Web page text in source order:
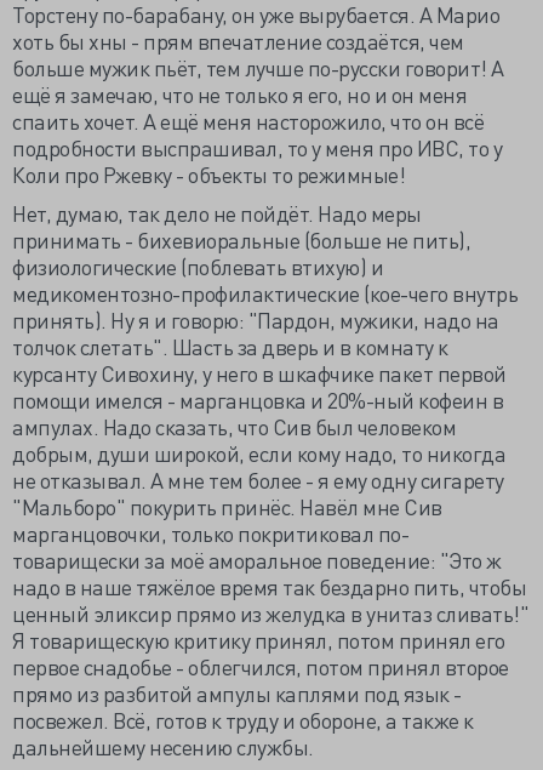
Торстену по-барабану, он уже вырубается. А Марио
хоть бы хны - прям впечатление создаётся, чем
больше мужик пьёт, тем лучше по-русски говорит! А
ещё я замечаю, что не только я его, но и он меня
спаить хочет. А ещё меня насторожило, что он всё
подробности выспрашивал, то у меня про ИВС, то у
Коли про Ржевку - объекты то режимные!
Нет, думаю, так дело не пойдёт. Надо меры
принимать - бихевиоральные (больше не пить),
физиологические (поблевать втихую) и
медикоментозно-профилактические (кое-чего внутрь
принять). Ну я и говорю: "Пардон, мужики, надо на
толчок слетать". Шасть за дверь и в комнату к
курсанту Сивохину, у него в шкафчике пакет первой
помощи имелся - марганцовка и 20%-ный кофеин в
ампулах. Надо сказать, что Сив был человеком
добрым, души широкой, если кому надо, то никогда
не отказывал. А мне тем более - я ему одну сигарету
"Мальборо" покурить принёс. Навёл мне Сив
марганцовочки, только покритиковал по-
товарищески за моё аморальное поведение: "Это ж
надо в наше тяжёлое время так бездарно пить, чтобы
ценный эликсир прямо из желудка в унитаз сливать!"
Я товарищескую критику принял, потом принял его
первое снадобье - облегчился, потом принял второе
прямо из разбитой ампулы каплями под язык -
посвежел. Всё, готов к труду и обороне, а также к
дальнейшему несению службы.